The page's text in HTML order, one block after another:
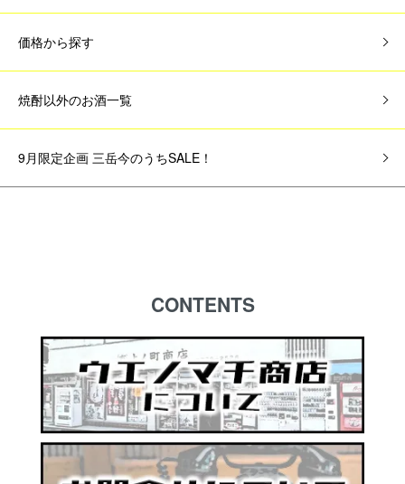
価格から探す
焼酎以外のお酒一覧
9月限定企画 三岳今のうちSALE！
CONTENTS